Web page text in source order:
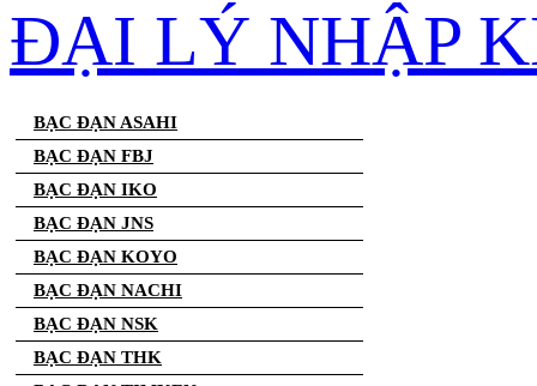
ĐẠI LÝ NHẬP
BẠC ĐẠN ASAHI
BẠC ĐẠN FBJ
BẠC ĐẠN IKO
BẠC ĐẠN JNS
BẠC ĐẠN KOYO
BẠC ĐẠN NACHI
BẠC ĐẠN NSK
BẠC ĐẠN THK